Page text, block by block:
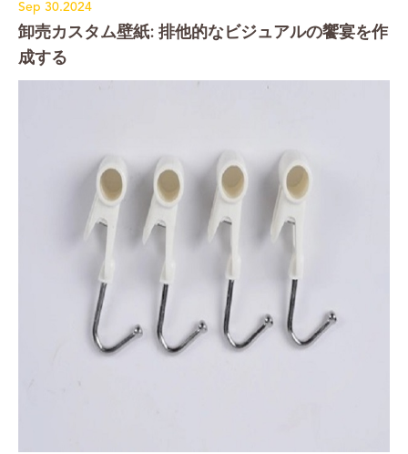
Sep 30.2024
卸売カスタム壁紙: 排他的なビジュアルの饗宴を作
成する